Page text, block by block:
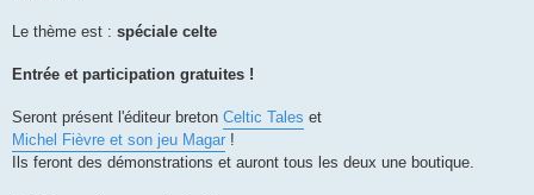
Le thème est : spéciale celte
Entrée et participation gratuites !
Seront présent l'éditeur breton Celtic Tales et
Michel Fièvre et son jeu Magar !
Ils feront des démonstrations et auront tous les deux une boutique.